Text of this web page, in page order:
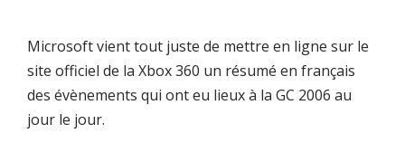
Microsoft vient tout juste de mettre en ligne sur le
site officiel de la Xbox 360 un résumé en français
des évènements qui ont eu lieux à la GC 2006 au
jour le jour.